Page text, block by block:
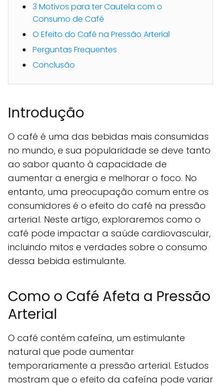
3 Motivos para ter Cautela com o
Consumo de Café
O Efeito do Café na Pressão Arterial
Perguntas Frequentes
Conclusão
Introdução
O café é uma das bebidas mais consumidas
no mundo, e sua popularidade se deve tanto
ao sabor quanto à capacidade de
aumentar a energia e melhorar o foco. No
entanto, uma preocupação comum entre os
consumidores é o efeito do café na pressão
arterial. Neste artigo, exploraremos como o
café pode impactar a saúde cardiovascular,
incluindo mitos e verdades sobre o consumo
dessa bebida estimulante.
Como o Café Afeta a Pressão
Arterial
O café contém cafeína, um estimulante
natural que pode aumentar
temporariamente a pressão arterial. Estudos
mostram que o efeito da cafeína pode variar